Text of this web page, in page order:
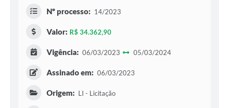
Nº processo: 14/2023
Valor: R$ 34.362,90
Vigência: 06/03/2023 05/03/2024
Assinado em: 06/03/2023
Origem: LI - Licitação